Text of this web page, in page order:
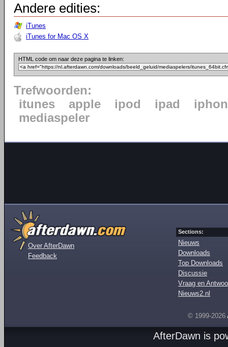
Andere edities:
iTunes
iTunes for Mac OS X
HTML code om naar deze pagina te linken:
Trefwoorden:
itunes
apple ipod ipad
mediaspeler
Over AfterDawn
Feedback
Sections:
Nieuws
Downloads
Top Downloads
Discussie
Vraag en
Nieuws2.nl
© 1999-2026
AfterDawn is